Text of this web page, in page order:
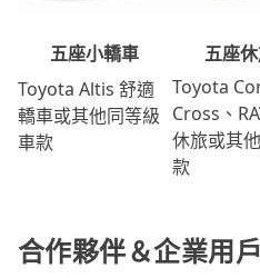
五座小轎車
Toyota Altis 舒適
轎車或其他同等級
車款
五座
Toyota
Cross、
休旅或其
款
合作夥伴＆企業用戶